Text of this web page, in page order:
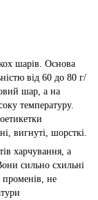
шарів. Основа
від 60 до 80 г/
шар, а на
температуру.
вигнуті, шорсткі.
харчування, а
сильно схильні
променів, не